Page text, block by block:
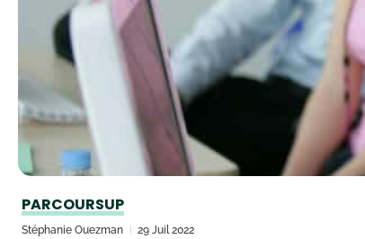
PARCOURSUP
Stéphanie Ouezman 29 Juil 2022